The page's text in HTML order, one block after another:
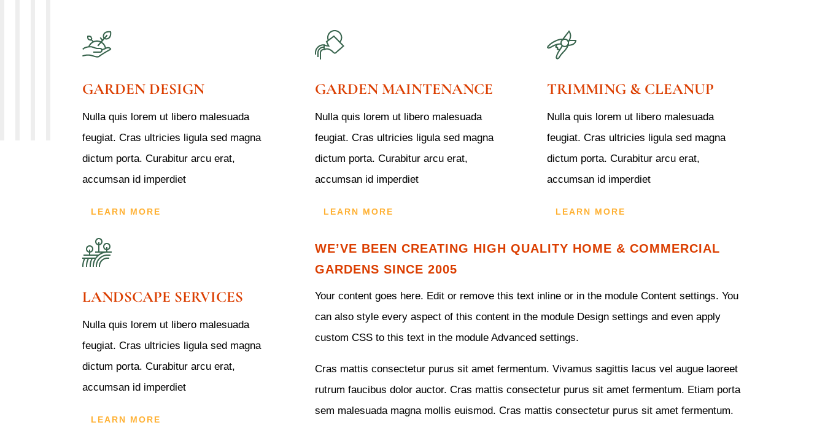
GARDEN DESIGN
Nulla quis lorem ut libero malesuada
feugiat. Cras ultricies ligula sed magna
dictum porta. Curabitur arcu erat,
accumsan id imperdiet
LEARN MORE
GARDEN MAINTENANCE
Nulla quis lorem ut libero malesuada
feugiat. Cras ultricies ligula sed magna
dictum porta. Curabitur arcu erat,
accumsan id imperdiet
LEARN MORE
TRIMMING & CLEANUP
Nulla quis lorem ut libero malesuada
feugiat. Cras ultricies ligula sed magna
dictum porta. Curabitur arcu erat,
accumsan id imperdiet
LEARN MORE
LANDSCAPE SERVICES
Nulla quis lorem ut libero malesuada
feugiat. Cras ultricies ligula sed magna
dictum porta. Curabitur arcu erat,
accumsan id imperdiet
LEARN MORE
WE’VE BEEN CREATING HIGH QUALITY HOME & COMMERCIAL
GARDENS SINCE 2005
Your content goes here. Edit or remove this text inline or in the module Content settings. You
can also style every aspect of this content in the module Design settings and even apply
custom CSS to this text in the module Advanced settings.
Cras mattis consectetur purus sit amet fermentum. Vivamus sagittis lacus vel augue laoreet
rutrum faucibus dolor auctor. Cras mattis consectetur purus sit amet fermentum. Etiam porta
sem malesuada magna mollis euismod. Cras mattis consectetur purus sit amet fermentum.